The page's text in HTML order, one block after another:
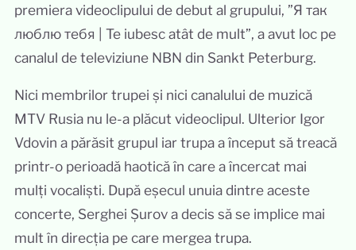
premiera videoclipului de debut al grupului, ”Я так
люблю тебя | Te iubesc atât de mult”, a avut loc pe
canalul de televiziune NBN din Sankt Peterburg.
Nici membrilor trupei și nici canalului de muzică
MTV Rusia nu le-a plăcut videoclipul. Ulterior Igor
Vdovin a părăsit grupul iar trupa a început să treacă
printr-o perioadă haotică în care a încercat mai
mulți vocaliști. După eșecul unuia dintre aceste
concerte, Serghei Șurov a decis să se implice mai
mult în direcția pe care mergea trupa.